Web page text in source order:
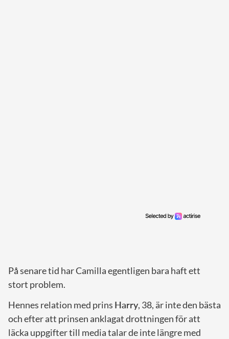
På senare tid har Camilla egentligen bara haft ett
stort problem.
Hennes relation med prins Harry, 38, är inte den bästa
och efter att prinsen anklagat drottningen för att
läcka uppgifter till media talar de inte längre med